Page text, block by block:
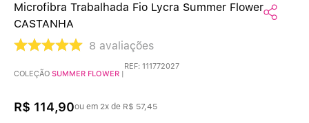
Microfibra Trabalhada Fio Lycra Summer Flower
CASTANHA
8 avaliações
COLEÇÃO SUMMER FLOWER |
REF: 111772027
R$ 114,90ou em 2x de R$ 57,45
2º Calcinhas
3º Sutiã Bojo
º Conjunto
º Calcinha Algodão